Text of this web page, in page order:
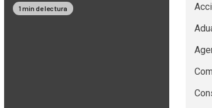
1 min de lectura